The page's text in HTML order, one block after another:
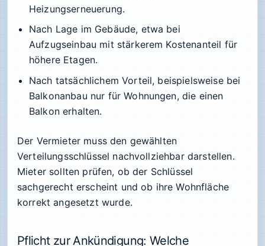
Heizungserneuerung.
Nach Lage im Gebäude, etwa bei
Aufzugseinbau mit stärkerem Kostenanteil für
höhere Etagen.
Nach tatsächlichem Vorteil, beispielsweise bei
Balkonanbau nur für Wohnungen, die einen
Balkon erhalten.
Der Vermieter muss den gewählten
Verteilungsschlüssel nachvollziehbar darstellen.
Mieter sollten prüfen, ob der Schlüssel
sachgerecht erscheint und ob ihre Wohnfläche
korrekt angesetzt wurde.
Pflicht zur Ankündigung: Welche